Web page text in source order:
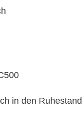
in den Ruhestand